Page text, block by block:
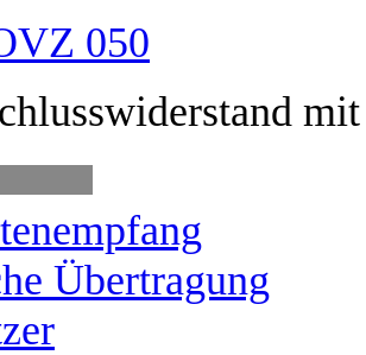
050
Übertragung